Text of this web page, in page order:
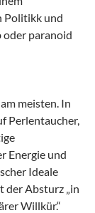
Politikk und
oder paranoid
meisten. In
Perlentaucher,
Energie und
Ideale
der Absturz „in
Willkür.“